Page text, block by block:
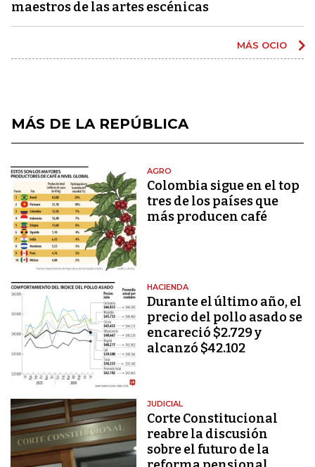
maestros de las artes escénicas
MÁS OCIO
MÁS DE LA REPÚBLICA
AGRO
Colombia sigue en el top
tres de los países que
más producen café
HACIENDA
Durante el último año, el
precio del pollo asado se
encareció $2.729 y
alcanzó $42.102
JUDICIAL
Corte Constitucional
reabre la discusión
sobre el futuro de la